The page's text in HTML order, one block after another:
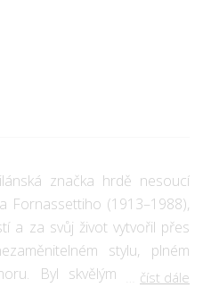
značka hrdě nesoucí
Fornassettiho (1913–1988),
a za svůj život vytvořil přes
stylu, plném
Byl skvělým malířem i
číst dále